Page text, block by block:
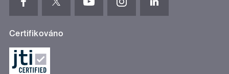
Certifikováno